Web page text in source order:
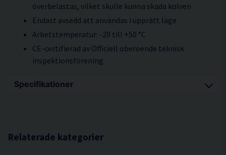
överbelastas, vilket skulle kunna skada kolven
Endast avsedd att användas i upprätt läge
Arbetstemperatur: -20 till +50 °C
CE-certifierad av Officiell oberoende teknisk
inspektionsförening
Specifikationer
Maxvikt: 4000 kg
Relaterade kategorier